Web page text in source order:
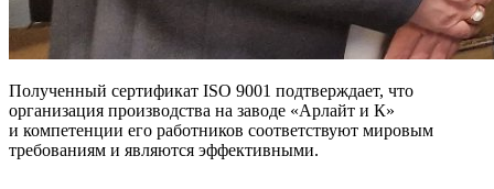
Полученный сертификат ISO 9001 подтверждает, что
организация производства на заводе «Арлайт и К»
и компетенции его работников соответствуют мировым
требованиям и являются эффективными.